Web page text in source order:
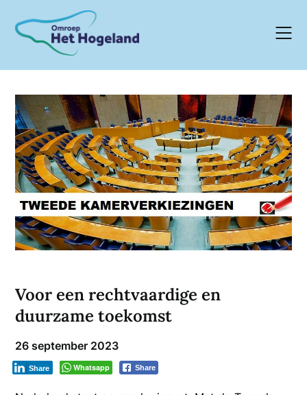
content
Voor een rechtvaardige en
duurzame toekomst
26 september 2023
Whatsapp Share
Share